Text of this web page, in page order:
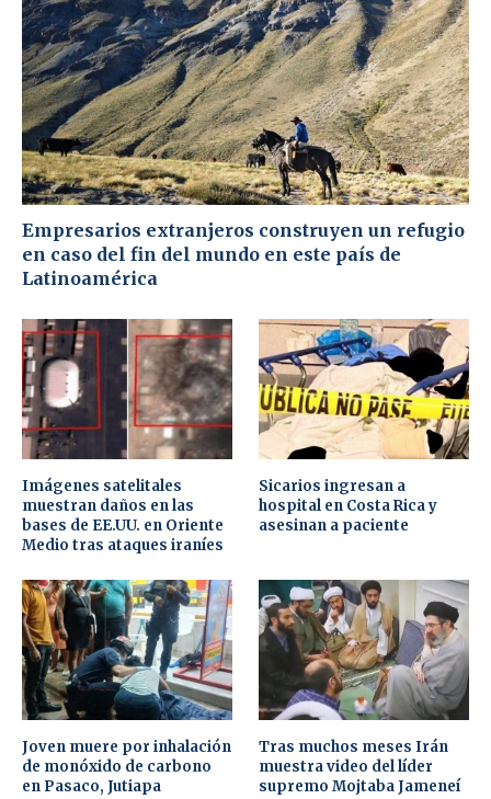
Empresarios extranjeros construyen un refugio
en caso del fin del mundo en este país de
Latinoamérica
Imágenes satelitales
muestran daños en las
bases de EE.UU. en Oriente
Medio tras ataques iraníes
Sicarios ingresan a
hospital en Costa Rica y
asesinan a paciente
Joven muere por inhalación
de monóxido de carbono
en Pasaco, Jutiapa
Tras muchos meses Irán
muestra video del líder
supremo Mojtaba Jameneí